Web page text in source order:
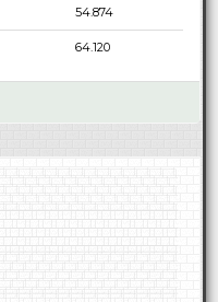
54.874
64.120